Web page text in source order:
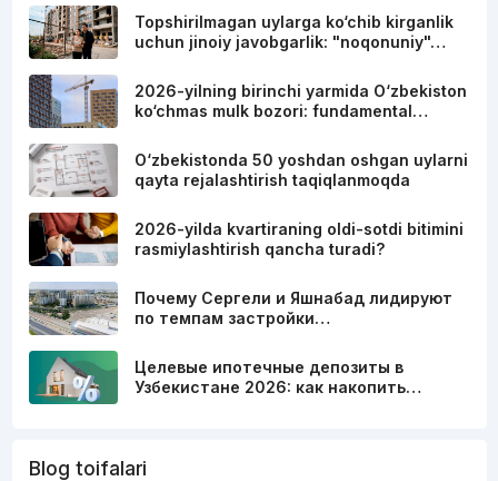
Topshirilmagan uylarga ko‘chib kirganlik
uchun jinoiy javobgarlik: "noqonuniy"…
2026-yilning birinchi yarmida O‘zbekiston
ko‘chmas mulk bozori: fundamental…
O‘zbekistonda 50 yoshdan oshgan uylarni
qayta rejalashtirish taqiqlanmoqda
2026-yilda kvartiraning oldi-sotdi bitimini
rasmiylashtirish qancha turadi?
Почему Сергели и Яшнабад лидируют
по темпам застройки…
Целевые ипотечные депозиты в
Узбекистане 2026: как накопить…
Blog toifalari